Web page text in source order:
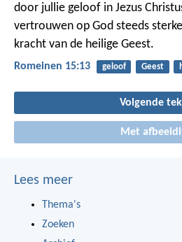
door jullie geloof in Jezus
vertrouwen op God steeds
kracht van de heilige Geest.
Romeinen 15:13 geloof Geest
Volgende
Met
Lees meer
Thema's
Zoeken